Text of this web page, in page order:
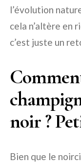
l’évolution
cela n’altère en
c’est juste un
noir ?
Bien que le